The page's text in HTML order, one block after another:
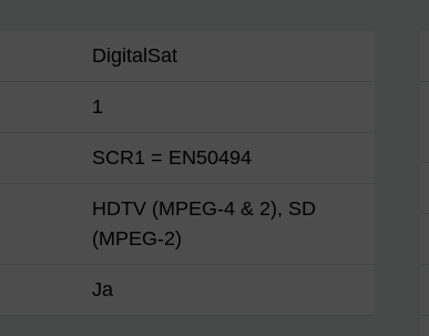
DigitalSat
1
SCR1 = EN50494
HDTV (MPEG-4 & 2), SD
(MPEG-2)
Ja